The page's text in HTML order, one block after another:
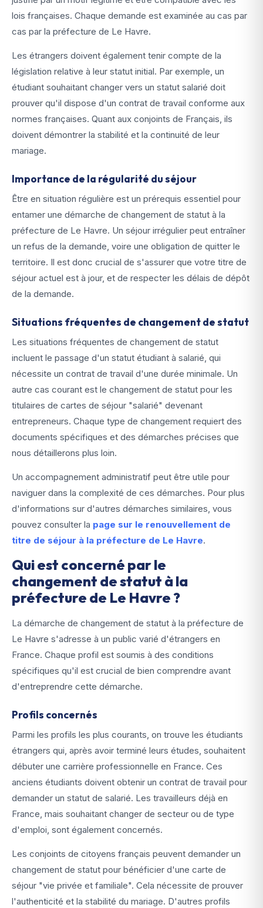
lois françaises. Chaque demande est examinée au cas par
cas par la préfecture de Le Havre.
Les étrangers doivent également tenir compte de la
législation relative à leur statut initial. Par exemple, un
étudiant souhaitant changer vers un statut salarié doit
prouver qu'il dispose d'un contrat de travail conforme aux
normes françaises. Quant aux conjoints de Français, ils
doivent démontrer la stabilité et la continuité de leur
mariage.
Importance de la régularité du séjour
Être en situation régulière est un prérequis essentiel pour
entamer une démarche de changement de statut à la
préfecture de Le Havre. Un séjour irrégulier peut entraîner
un refus de la demande, voire une obligation de quitter le
territoire. Il est donc crucial de s'assurer que votre titre de
séjour actuel est à jour, et de respecter les délais de dépôt
de la demande.
Situations fréquentes de changement de statut
Les situations fréquentes de changement de statut
incluent le passage d'un statut étudiant à salarié, qui
nécessite un contrat de travail d'une durée minimale. Un
autre cas courant est le changement de statut pour les
titulaires de cartes de séjour "salarié" devenant
entrepreneurs. Chaque type de changement requiert des
documents spécifiques et des démarches précises que
nous détaillerons plus loin.
Un accompagnement administratif peut être utile pour
naviguer dans la complexité de ces démarches. Pour plus
d'informations sur d'autres démarches similaires, vous
pouvez consulter la page sur le renouvellement de
titre de séjour à la préfecture de Le Havre.
Qui est concerné par le
changement de statut à la
préfecture de Le Havre ?
La démarche de changement de statut à la préfecture de
Le Havre s'adresse à un public varié d'étrangers en
France. Chaque profil est soumis à des conditions
spécifiques qu'il est crucial de bien comprendre avant
d'entreprendre cette démarche.
Profils concernés
Parmi les profils les plus courants, on trouve les étudiants
étrangers qui, après avoir terminé leurs études, souhaitent
débuter une carrière professionnelle en France. Ces
anciens étudiants doivent obtenir un contrat de travail pour
demander un statut de salarié. Les travailleurs déjà en
France, mais souhaitant changer de secteur ou de type
d'emploi, sont également concernés.
Les conjoints de citoyens français peuvent demander un
changement de statut pour bénéficier d'une carte de
séjour "vie privée et familiale". Cela nécessite de prouver
l'authenticité et la stabilité du mariage. D'autres profils